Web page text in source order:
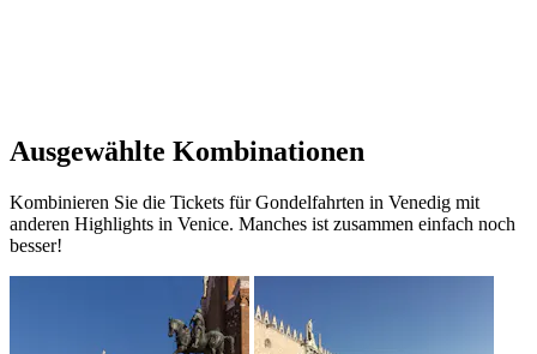
Ausgewählte Kombinationen
Kombinieren Sie die Tickets für Gondelfahrten in Venedig mit
anderen Highlights in Venice. Manches ist zusammen einfach noch
besser!